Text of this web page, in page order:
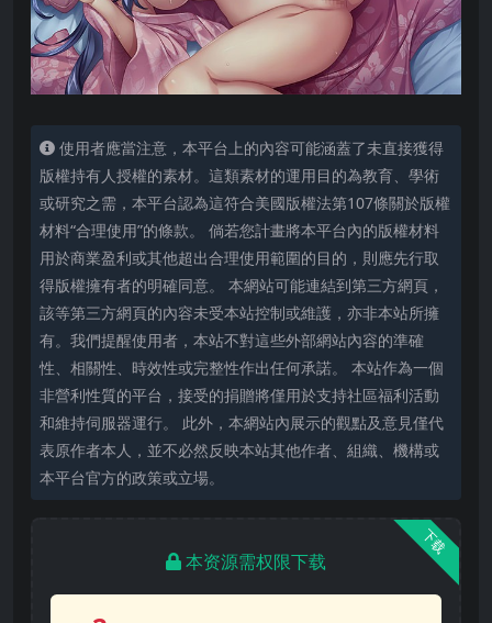
使用者應當注意，本平台上的內容可能涵蓋了未直接獲得
版權持有人授權的素材。這類素材的運用目的為教育、學術
或研究之需，本平台認為這符合美國版權法第107條關於版權
材料“合理使用”的條款。 倘若您計畫將本平台內的版權材料
用於商業盈利或其他超出合理使用範圍的目的，則應先行取
得版權擁有者的明確同意。 本網站可能連結到第三方網頁，
該等第三方網頁的內容未受本站控制或維護，亦非本站所擁
有。我們提醒使用者，本站不對這些外部網站內容的準確
性、相關性、時效性或完整性作出任何承諾。 本站作為一個
非營利性質的平台，接受的捐贈將僅用於支持社區福利活動
和維持伺服器運行。 此外，本網站內展示的觀點及意見僅代
表原作者本人，並不必然反映本站其他作者、組織、機構或
本平台官方的政策或立場。
下载
本资源需权限下载